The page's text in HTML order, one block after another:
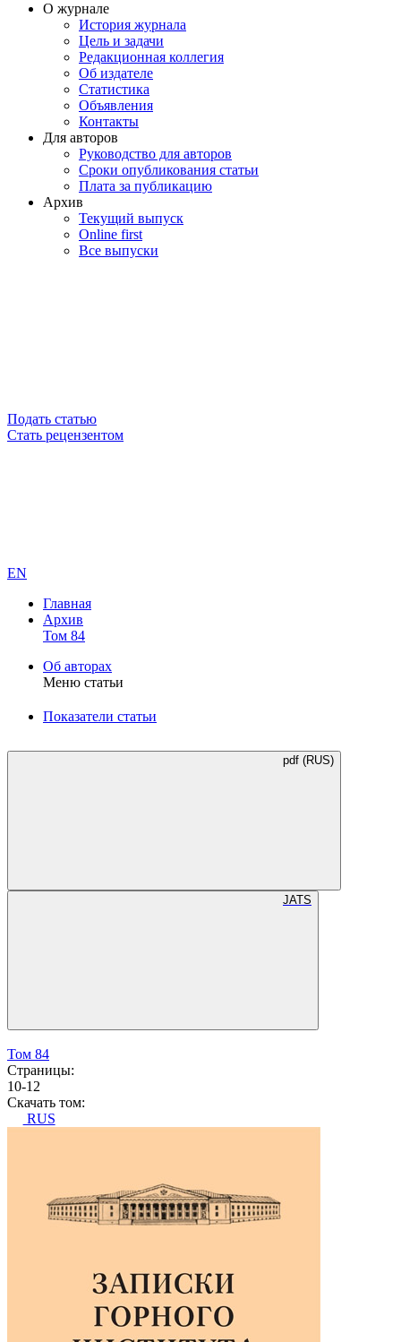
О журнале
История журнала
Цель и задачи
Редакционная коллегия
Об издателе
Статистика
Объявления
Контакты
Для авторов
Руководство для авторов
Сроки опубликования статьи
Плата за публикацию
Архив
Текущий выпуск
Online first
Все выпуски
Подать статью
Стать рецензентом
EN
Главная
Архив
Том 84
Об авторах
Меню статьи
Показатели статьи
pdf (RUS)
JATS
Том 84
Страницы:
10-12
Скачать том:
RUS